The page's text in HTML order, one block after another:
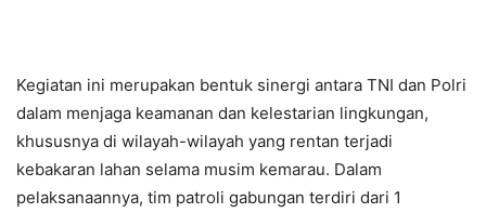
Kegiatan ini merupakan bentuk sinergi antara TNI dan Polri
dalam menjaga keamanan dan kelestarian lingkungan,
khususnya di wilayah-wilayah yang rentan terjadi
kebakaran lahan selama musim kemarau. Dalam
pelaksanaannya, tim patroli gabungan terdiri dari 1